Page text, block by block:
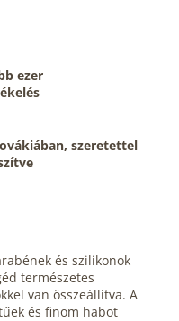
ezer
szeretettel
és szilikonok
természetes
van összeállítva. A
és finom habot